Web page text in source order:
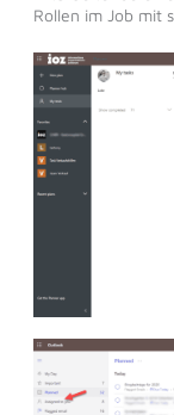
Rollen im Job mit